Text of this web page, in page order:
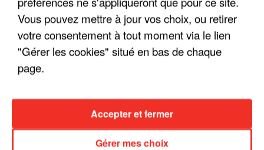
"JE RESPIRE MIEUX SUR SCÈNE" -
CALOGERO
INTERVIEW CHANTE FRANCE AVEC
VIANNEY
Vous pouvez mettre à jour vos choix, ou retirer
votre consentement à tout moment via le lien
"Gérer les cookies" situé en bas de chaque
page.
Gérer mes choix
Accepter et fermer